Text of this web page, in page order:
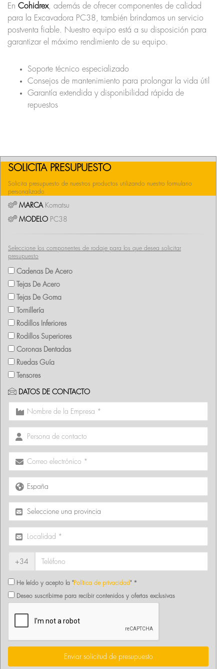
En Cohidrex, además de ofrecer componentes de calidad
para la Excavadora PC38, también brindamos un servicio
postventa fiable. Nuestro equipo está a su disposición para
garantizar el máximo rendimiento de su equipo.
Soporte técnico especializado
Consejos de mantenimiento para prolongar la vida útil
Garantía extendida y disponibilidad rápida de
repuestos
SOLICITA PRESUPUESTO
Solicita presupuesto de nuestros productos utilizando nuestro formulario
personalizado
MARCA Komatsu
MODELO PC38
Seleccione los componentes de rodaje para los que desea solicitar
presupuesto
Cadenas De Acero
Tejas De Acero
Tejas De Goma
Tornillería
Rodillos Inferiores
Rodillos Superiores
Coronas Dentadas
Ruedas Guía
Tensores
DATOS DE CONTACTO
+34
He leído y acepto la "Política de privacidad" *
Deseo suscribirme para recibir contenidos y ofertas exclusivas
Enviar solicitud de presupuesto